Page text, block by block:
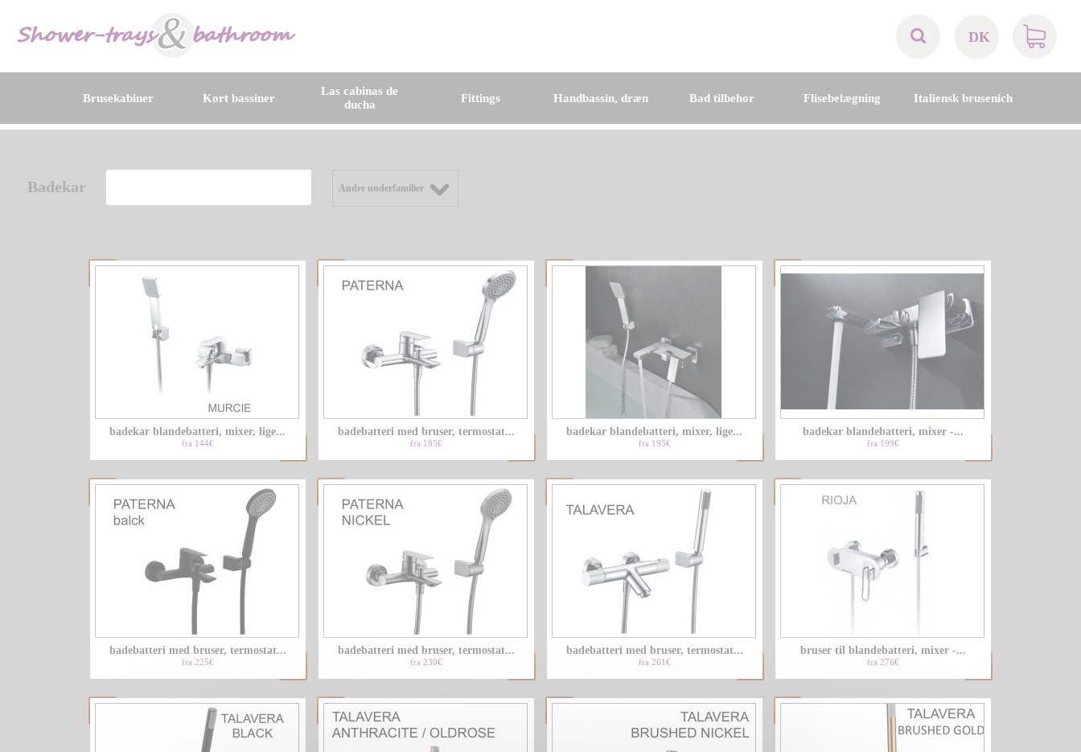
DK
BE
DK
EN
PL
Brusekabiner Kort bassiner
Las cabinas de
ducha
Fittings Handbassin, dræn Bad tilbehor Flisebelægning Italiensk brusenich
Badekar Andre underfamilier
badekar blandebatteri, mixer, lige...
fra 144€
badebatteri med bruser, termostat...
fra 185€
badekar blandebatteri, mixer, lige...
fra 195€
badekar blandebatteri, mixer -...
fra 199€
badebatteri med bruser, termostat...
fra 225€
badebatteri med bruser, termostat...
fra 230€
badebatteri med bruser, termostat...
fra 261€
bruser til blandebatteri, mixer -...
fra 276€